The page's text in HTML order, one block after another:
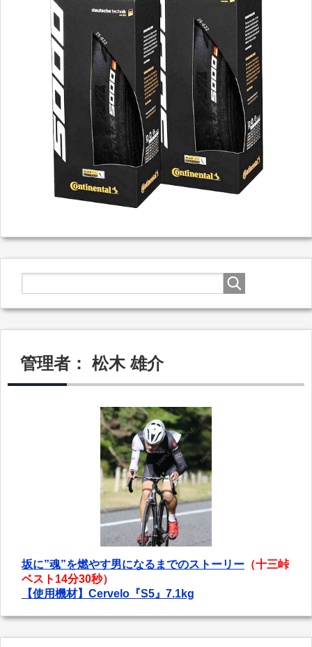
管理者： 松木 雄介
坂に”魂”を燃やす男になるまでのストーリー （十三峠
ベスト14分30秒）
【使用機材】Cervelo『S5』7.1kg